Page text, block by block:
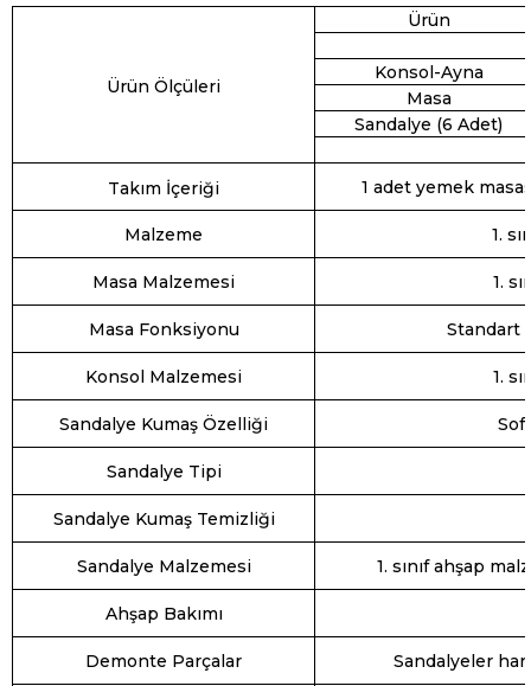
Ürün Ölçüleri
Ürün
Konsol-Ayna
Masa
Sandalye (6 Adet)
Takım İçeriği 1 adet yemek
Malzeme 1.
Masa Malzemesi 1.
Masa Fonksiyonu Standart
Konsol Malzemesi 1.
Sandalye Kumaş Özelliği
Sandalye Tipi
Sandalye Kumaş Temizliği
Sandalye Malzemesi 1. sınıf ahşap
Ahşap Bakımı
Demonte Parçalar Sandalyeler